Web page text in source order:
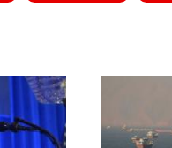
260701.jpg